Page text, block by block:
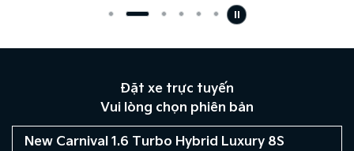
Đặt xe trực tuyến
Vui lòng chọn phiên bản
New Carnival 1.6 Turbo Hybrid Luxury 8S